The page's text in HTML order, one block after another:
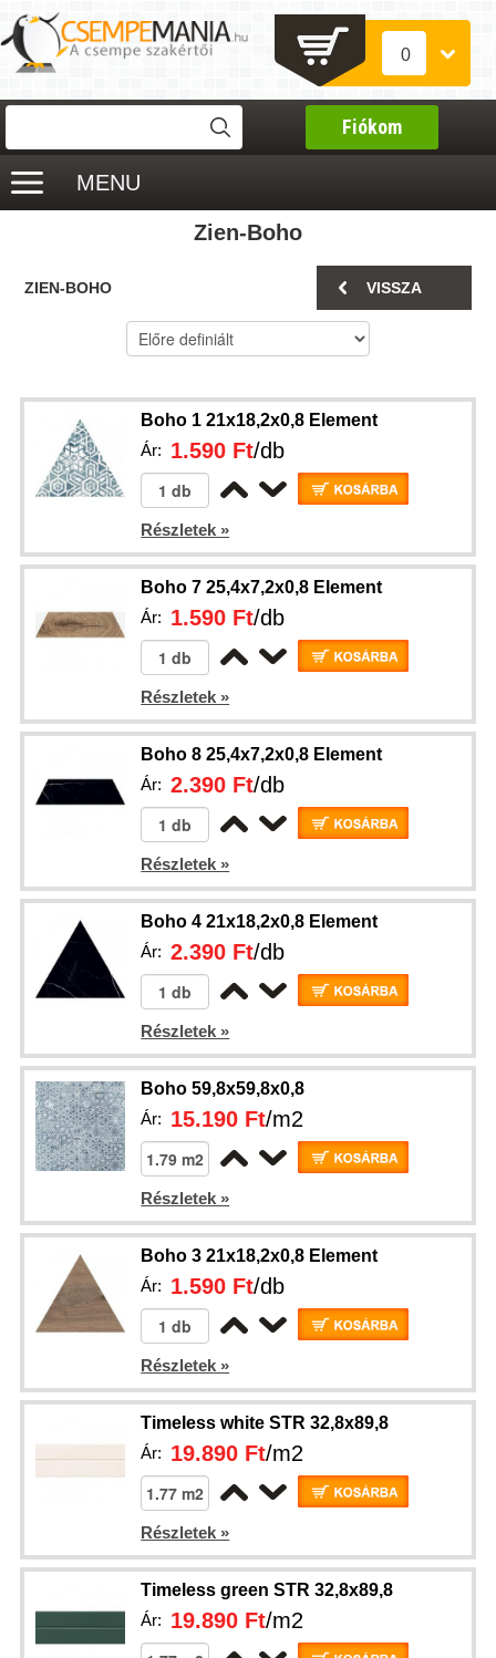
0
Fiókom
MENU
Zien-Boho
ZIEN-BOHO VISSZA
Boho 1 21x18,2x0,8 Element
Ár: 1.590 Ft/db
Részletek »
Boho 7 25,4x7,2x0,8 Element
Ár: 1.590 Ft/db
Részletek »
Boho 8 25,4x7,2x0,8 Element
Ár: 2.390 Ft/db
Részletek »
Boho 4 21x18,2x0,8 Element
Ár: 2.390 Ft/db
Részletek »
Boho 59,8x59,8x0,8
Ár: 15.190 Ft/m2
Részletek »
Boho 3 21x18,2x0,8 Element
Ár: 1.590 Ft/db
Részletek »
Timeless white STR 32,8x89,8
Ár: 19.890 Ft/m2
Részletek »
Timeless green STR 32,8x89,8
Ár: 19.890 Ft/m2